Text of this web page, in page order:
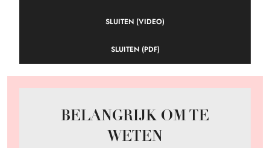
SLUITEN (VIDEO)
SLUITEN (PDF)
BELANGRIJK OM TE
WETEN